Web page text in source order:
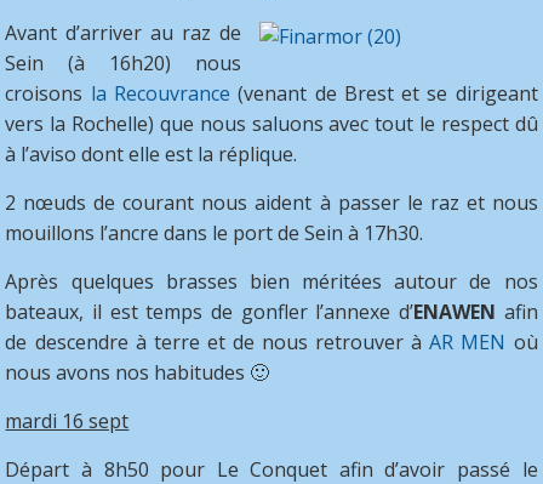
Avant d’arriver au raz de
Sein (à 16h20) nous
croisons la Recouvrance (venant de Brest et se dirigeant
vers la Rochelle) que nous saluons avec tout le respect dû
à l’aviso dont elle est la réplique.
2 nœuds de courant nous aident à passer le raz et nous
mouillons l’ancre dans le port de Sein à 17h30.
Après quelques brasses bien méritées autour de nos
bateaux, il est temps de gonfler l’annexe d’ENAWEN afin
de descendre à terre et de nous retrouver àAR MEN où
nous avons nos habitudes 🙂
mardi 16 sept
Départ à 8h50 pour Le Conquet afin d’avoir passé le